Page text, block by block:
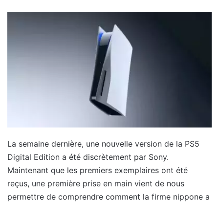
La semaine dernière, une nouvelle version de la PS5
Digital Edition a été discrètement par Sony.
Maintenant que les premiers exemplaires ont été
reçus, une première prise en main vient de nous
permettre de comprendre comment la firme nippone a